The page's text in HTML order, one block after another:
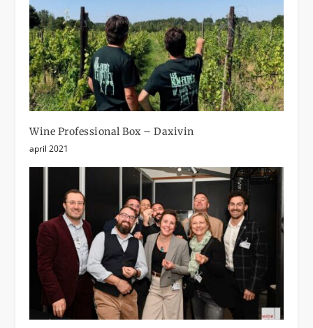
Wine Professional Box – Daxivin
april 2021